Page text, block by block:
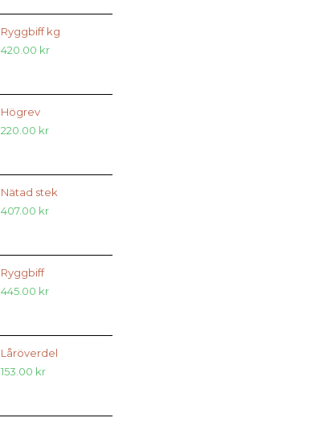
Ryggbiff kg
420.00 kr
Högrev
220.00 kr
Nätad stek
407.00 kr
Ryggbiff
445.00 kr
Låröverdel
153.00 kr